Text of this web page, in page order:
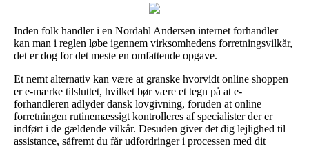
Inden folk handler i en Nordahl Andersen internet forhandler
kan man i reglen løbe igennem virksomhedens forretningsvilkår,
det er dog for det meste en omfattende opgave.
Et nemt alternativ kan være at granske hvorvidt online shoppen
er e-mærke tilsluttet, hvilket bør være et tegn på at e-
forhandleren adlyder dansk lovgivning, foruden at online
forretningen rutinemæssigt kontrolleres af specialister der er
indført i de gældende vilkår. Desuden giver det dig lejlighed til
assistance, såfremt du får udfordringer i processen med dit